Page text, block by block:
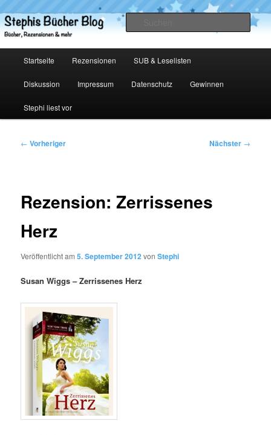
primären
Inhalt
Stephis Bücher Blog
Startseite Rezensionen SUB & Leselisten
Diskussion Impressum Datenschutz Gewinnen
Stephi liest vor
Beitragsnavigation
← Vorheriger Nächster →
Rezension: Zerrissenes
Herz
Veröffentlicht am5. September 2012vonStephi
Susan Wiggs – Zerrissenes Herz